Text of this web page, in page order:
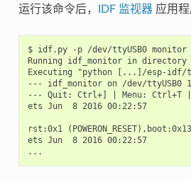
运行该命令后， IDF 监视器应用程
$ idf.py -p /dev/ttyUSB0 monitor
Running idf_monitor in
Executing "python [...]/esp-
--- idf_monitor on /dev/ttyUSB0
--- Quit: Ctrl+] | Menu: Ctrl+T
ets Jun  8 2016 00:22:57
rst:0x1 (POWERON_RESET),boot:0x13
ets Jun  8 2016 00:22:57